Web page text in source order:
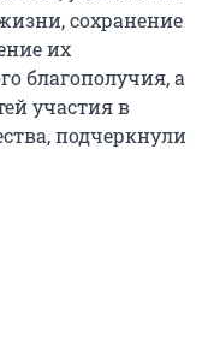
сохранение
их
благополучия, а
участия в
подчеркнули